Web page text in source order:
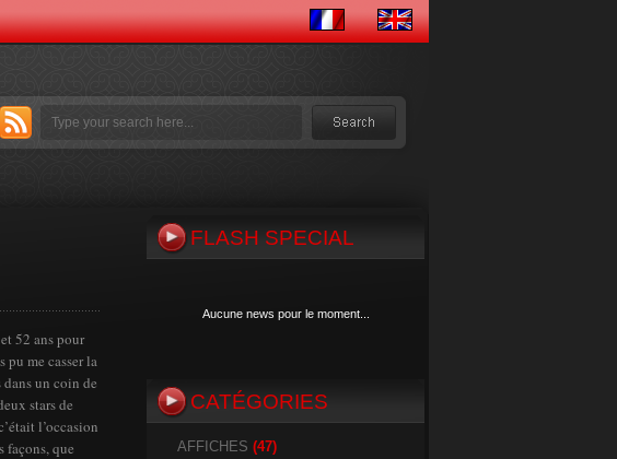
52 ans pour
pu me casser la
un coin de
stars de
l’occasion
façons, que
FLASH SPECIAL
Aucune news pour le moment...
Aucune news pour le moment...
CATÉGORIES
AFFICHES (47)